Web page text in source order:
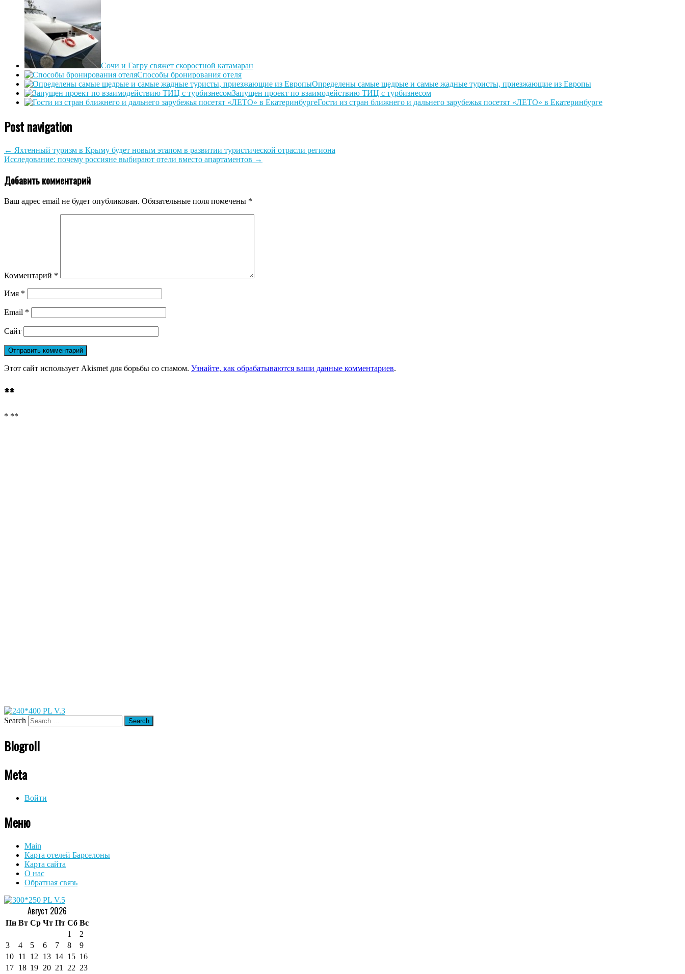
Сочи и Гагру свяжет скоростной катамаран
Способы бронирования отеля
Определены самые щедрые и самые жадные туристы, приезжающие из Европы
Запущен проект по взаимодействию ТИЦ с турбизнесом
Гости из стран ближнего и дальнего зарубежья посетят «ЛЕТО» в Екатеринбурге
Post navigation
← Яхтенный туризм в Крыму будет новым этапом в развитии туристической отрасли региона
Исследование: почему россияне выбирают отели вместо апартаментов →
Добавить комментарий
Ваш адрес email не будет опубликован. Обязательные поля помечены *
Комментарий *
Имя *
Email *
Сайт
Этот сайт использует Akismet для борьбы со спамом. Узнайте, как обрабатываются ваши данные комментариев.
**
* **
Search
Blogroll
Meta
Войти
Меню
Main
Карта отелей Барселоны
Карта сайта
О нас
Обратная связь
Август 2026
Пн Вт Ср Чт Пт Сб Вс
1
2
3
4 5 6 7 8
9
10 11 12 13 14 15 16
17 18 19 20 21 22 23